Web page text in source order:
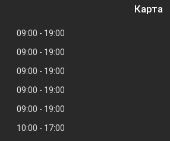
09:00
19:00
09:00
19:00
09:00
19:00
09:00
19:00
09:00
19:00
10:00 17:00
Карта